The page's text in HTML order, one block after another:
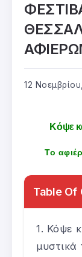
12
Κόψε
Το
Table Of
Κόψε
μυστικά